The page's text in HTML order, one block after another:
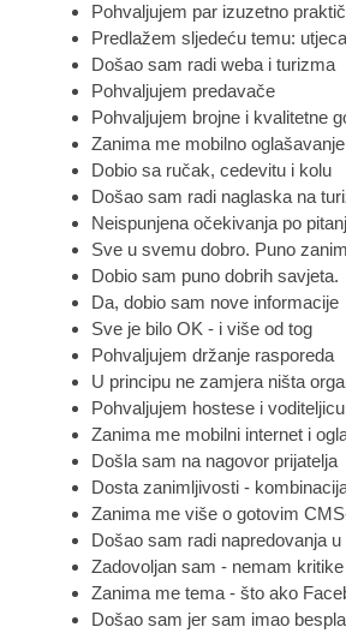
Pohvaljujem par izuzetno
Predlažem sljedeću temu:
Došao sam radi weba i turizma
Pohvaljujem predavače
Pohvaljujem brojne i kvalitetne
Zanima me mobilno oglašavanje
Dobio sa ručak, cedevitu i kolu
Došao sam radi naglaska na
Neispunjena očekivanja po
Sve u svemu dobro. Puno
Dobio sam puno dobrih savjeta.
Da, dobio sam nove informacije
Sve je bilo OK - i više od tog
Pohvaljujem držanje rasporeda
U principu ne zamjera ništa
Pohvaljujem hostese i
Zanima me mobilni internet i
Došla sam na nagovor prijatelja
Dosta zanimljivosti -
Zanima me više o gotovim
Došao sam radi napredovanja u
Zadovoljan sam - nemam kritike
Zanima me tema - što ako
Došao sam jer sam imao